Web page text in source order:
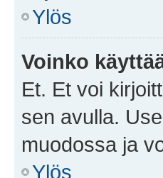
Ylös
Voinko
Et. Et voi
sen avulla.
muodossa ja
Ylös